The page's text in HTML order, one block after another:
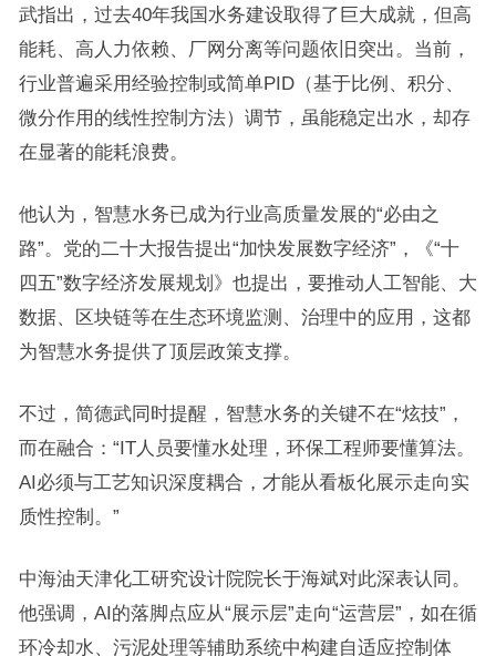
武指出，过去40年我国水务建设取得了巨大成就，但高
能耗、高人力依赖、厂网分离等问题依旧突出。当前，
行业普遍采用经验控制或简单PID（基于比例、积分、
微分作用的线性控制方法）调节，虽能稳定出水，却存
在显著的能耗浪费。
他认为，智慧水务已成为行业高质量发展的“必由之
路”。党的二十大报告提出“加快发展数字经济”，《“十
四五”数字经济发展规划》也提出，要推动人工智能、大
数据、区块链等在生态环境监测、治理中的应用，这都
为智慧水务提供了顶层政策支撑。
不过，简德武同时提醒，智慧水务的关键不在“炫技”，
而在融合：“IT人员要懂水处理，环保工程师要懂算法。
AI必须与工艺知识深度耦合，才能从看板化展示走向实
质性控制。”
中海油天津化工研究设计院院长于海斌对此深表认同。
他强调，AI的落脚点应从“展示层”走向“运营层”，如在循
环冷却水、污泥处理等辅助系统中构建自适应控制体